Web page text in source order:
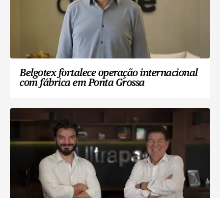
Belgotex fortalece operação internacional
com fábrica em Ponta Grossa